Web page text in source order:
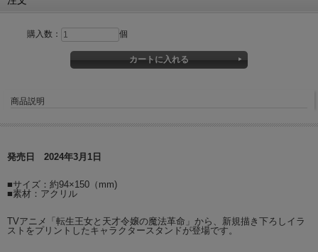
購入数： 個
商品説明
発売日 2024年3月1日
■サイズ：約94×150（mm)
■素材：アクリル
TVアニメ「転生王女と天才令嬢の魔法革命」から、新規描き下ろしイラ
ストをプリントしたキャラクタースタンドが登場です。